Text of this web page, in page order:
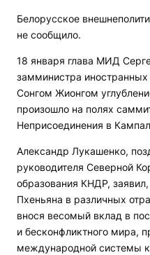
Белорусское
не сообщило.
18 января глава МИД
замминистра
Сонгом Жионгом
произошло на полях
Неприсоединения в
Александр Лукашенко,
руководителя Северной
образования КНДР,
Пхеньяна в различных
внося весомый вклад в
и бесконфликтного мира,
международной системы